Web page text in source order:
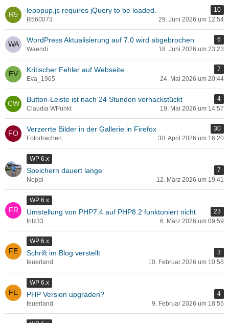
lepopup.js requires jQuery to be loaded.
10
R560073
29. Juni 2026 um 12:54
WordPress Aktualisierung auf 7.0 wird abgebrochen
6
Waendi
18. Juni 2026 um 23:23
Kritischer Fehler auf Webseite
7
Eva_1965
24. Mai 2026 um 20:44
Button-Leiste ist nach 24 Stunden verhackstückt
4
Claudia WPunkt
19. Mai 2026 um 14:57
Verzerrte Bilder in der Gallerie in Firefox
30
Fotodrachen
30. April 2026 um 16:20
WP 6.x
Speichern dauert lange
7
Noppi
12. März 2026 um 19:41
WP 6.x
Umstellung von PHP7.4 auf PHP8.2 funktoniert nicht
23
fritz33
6. März 2026 um 09:59
WP 6.x
Schrift im Blog verstellt
3
feuerland
10. Februar 2026 um 10:58
WP 6.x
PHP Version upgraden?
4
feuerland
9. Februar 2026 um 18:55